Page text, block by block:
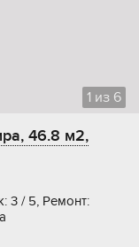
1 из 6
46.8 м2,
3 / 5, Ремонт: